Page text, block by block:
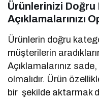
Ürünlerinizi
Açıklamalarınızı
Ürünlerin doğru
müşterilerin
Açıklamalarınız
olmalıdır. Ürün
bir şekilde aktarmak